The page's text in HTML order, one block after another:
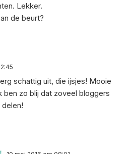
Lekker.
de beurt?
schattig uit, die ijsjes! Mooie
ben zo blij dat zoveel bloggers